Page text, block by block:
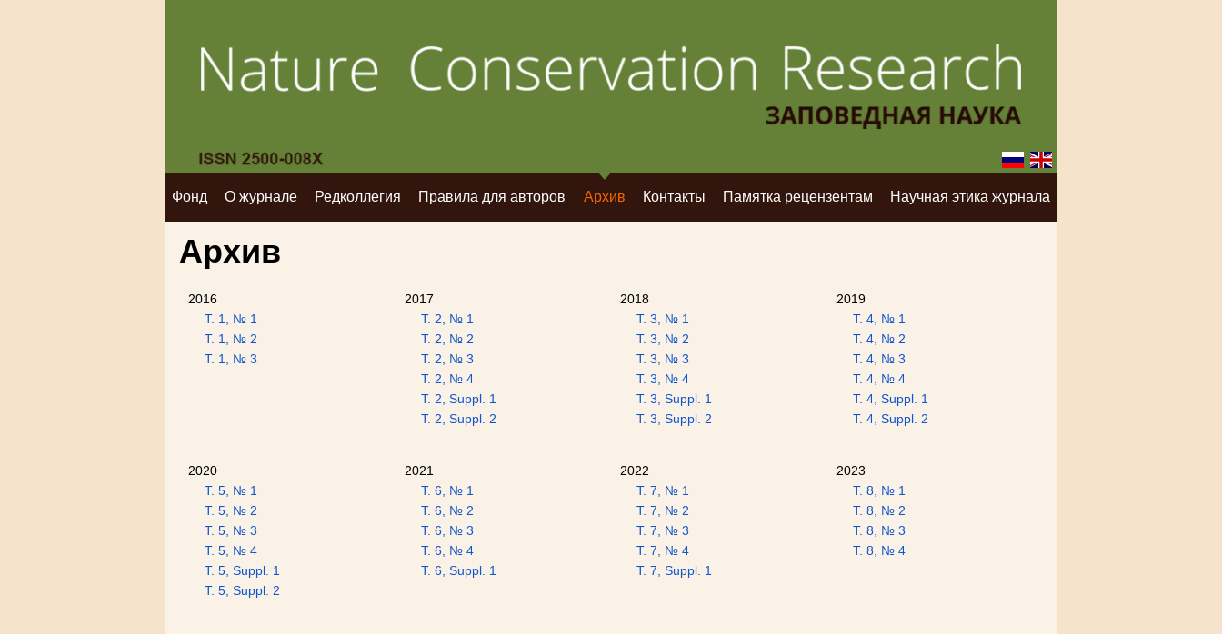
Фонд О журнале Редколлегия Правила для авторов Архив Контакты Памятка рецензентам Научная этика журнала
Архив
2016
Т. 1, № 1
Т. 1, № 2
Т. 1, № 3
2017
Т. 2, № 1
Т. 2, № 2
Т. 2, № 3
Т. 2, № 4
Т. 2, Suppl. 1
Т. 2, Suppl. 2
2018
Т. 3, № 1
Т. 3, № 2
Т. 3, № 3
Т. 3, № 4
Т. 3, Suppl. 1
Т. 3, Suppl. 2
2019
Т. 4, № 1
Т. 4, № 2
Т. 4, № 3
Т. 4, № 4
Т. 4, Suppl. 1
Т. 4, Suppl. 2
2020
Т. 5, № 1
Т. 5, № 2
Т. 5, № 3
Т. 5, № 4
Т. 5, Suppl. 1
Т. 5, Suppl. 2
2021
Т. 6, № 1
Т. 6, № 2
Т. 6, № 3
Т. 6, № 4
Т. 6, Suppl. 1
2022
Т. 7, № 1
Т. 7, № 2
Т. 7, № 3
Т. 7, № 4
Т. 7, Suppl. 1
2023
Т. 8, № 1
Т. 8, № 2
Т. 8, № 3
Т. 8, № 4